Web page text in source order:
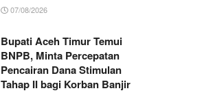
07/08/2026
Bupati Aceh Timur Temui
BNPB, Minta Percepatan
Pencairan Dana Stimulan
Tahap II bagi Korban Banjir